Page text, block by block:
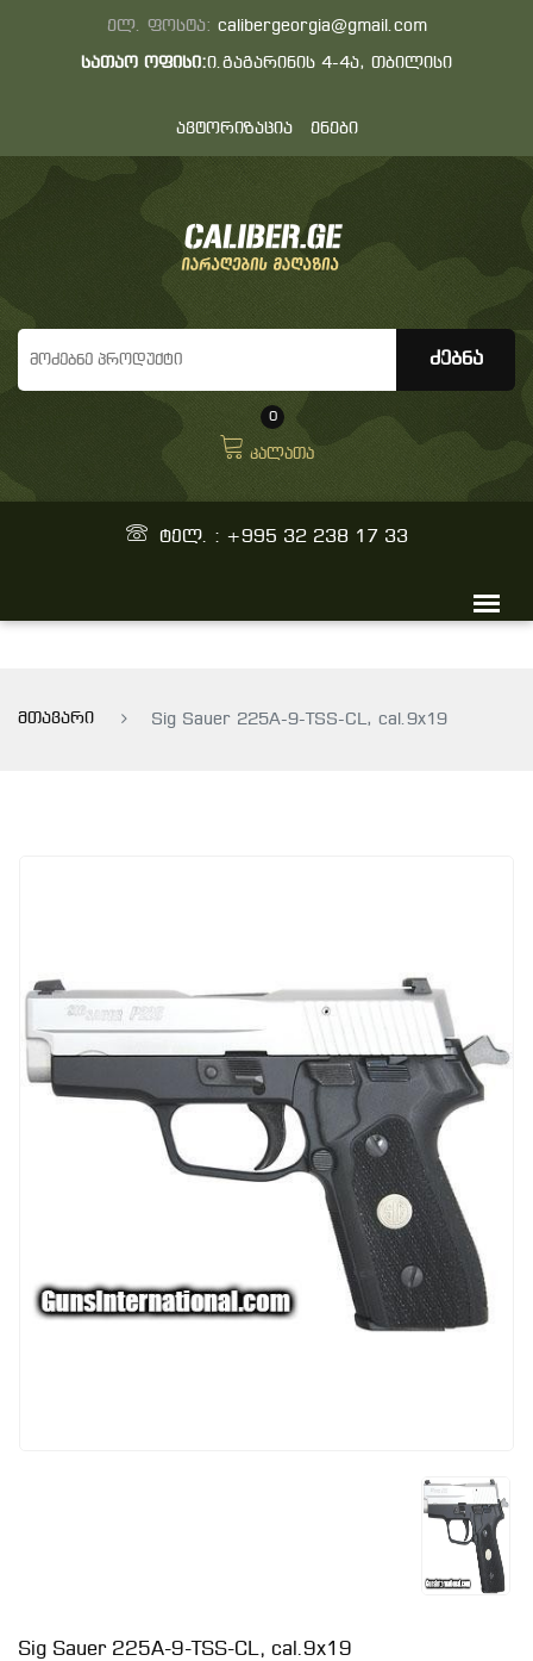
ელ. ფოსტა: calibergeorgia@gmail.com
სათაო ოფისი:ი.გაგარინის 4-4ა, თბილისი
ავტორიზაცია ენები
0
კალათა
ტელ. : +995 32 238 17 33
მთავარი Sig Sauer 225A-9-TSS-CL, cal.9x19
Sig Sauer 225A-9-TSS-CL, cal.9x19